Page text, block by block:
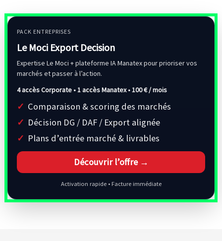
PACK ENTREPRISES
Le Moci Export Decision
Expertise Le Moci + plateforme IA Manatex pour prioriser vos
marchés et passer à l’action.
4 accès Corporate • 1 accès Manatex •100 € / mois
Comparaison & scoring des marchés
Décision DG / DAF / Export alignée
Plans d’entrée marché & livrables
Découvrir l’offre →
Activation rapide • Facture immédiate